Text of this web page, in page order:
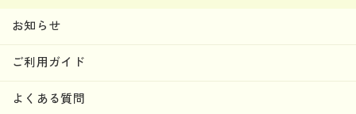
お知らせ
ご利用ガイド
よくある質問